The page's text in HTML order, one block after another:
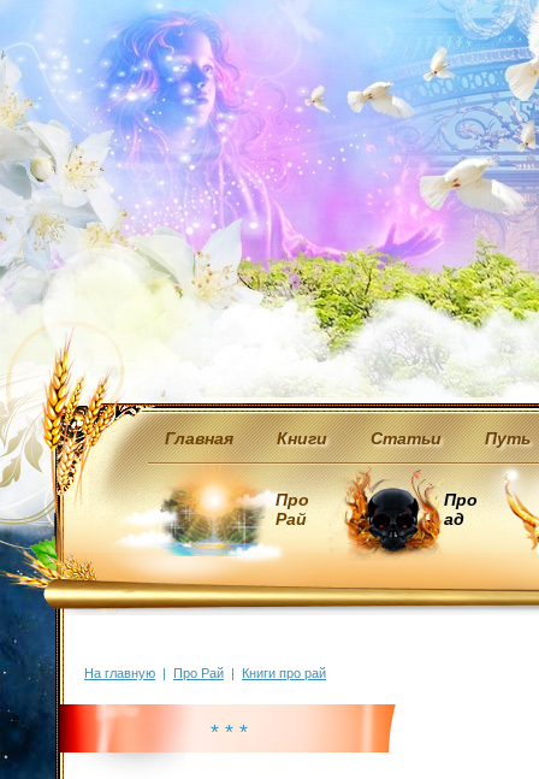
Главная Книги Статьи Путь
Про
Рай
Про
ад
На главную | Про Рай | Книги про рай
* * *